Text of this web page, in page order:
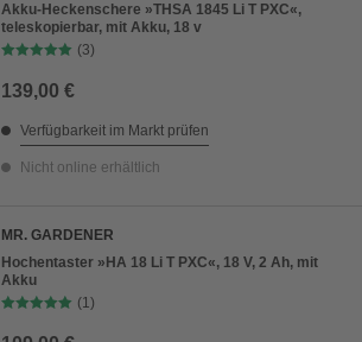
Akku-Heckenschere »THSA 1845 Li T PXC«,
teleskopierbar, mit Akku, 18 v
(3)
139,00 €
Verfügbarkeit im Markt prüfen
Nicht online erhältlich
MR. GARDENER
Hochentaster »HA 18 Li T PXC«, 18 V, 2 Ah, mit
Akku
(1)